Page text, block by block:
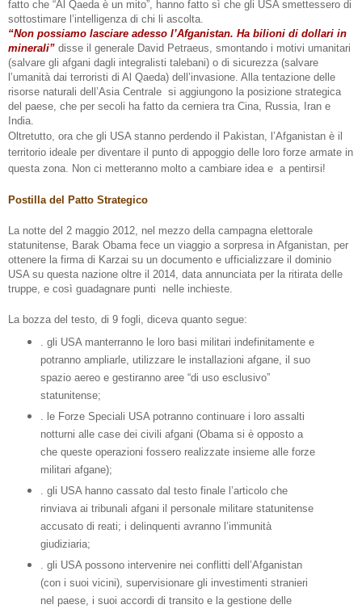
fatto che “Al Qaeda è un mito”, hanno fatto sì che gli USA smettessero di
sottostimare l’intelligenza di chi li ascolta.
“Non possiamo lasciare adesso l’Afganistan. Ha bilioni di dollari in
minerali” disse il generale David Petraeus, smontando i motivi umanitari
(salvare gli afgani dagli integralisti talebani) o di sicurezza (salvare
l’umanità dai terroristi di Al Qaeda) dell’invasione. Alla tentazione delle
risorse naturali dell’Asia Centrale si aggiungono la posizione strategica
del paese, che per secoli ha fatto da cerniera tra Cina, Russia, Iran e
India.
Oltretutto, ora che gli USA stanno perdendo il Pakistan, l’Afganistan è il
territorio ideale per diventare il punto di appoggio delle loro forze armate in
questa zona. Non ci metteranno molto a cambiare idea e a pentirsi!
Postilla del Patto Strategico
La notte del 2 maggio 2012, nel mezzo della campagna elettorale
statunitense, Barak Obama fece un viaggio a sorpresa in Afganistan, per
ottenere la firma di Karzai su un documento e ufficializzare il dominio
USA su questa nazione oltre il 2014, data annunciata per la ritirata delle
truppe, e così guadagnare punti
nelle inchieste.
La bozza del testo, di 9 fogli, diceva quanto segue:
. gli USA manterranno le loro basi militari indefinitamente e
potranno ampliarle, utilizzare le installazioni afgane, il suo
spazio aereo e gestiranno aree “di uso esclusivo”
statunitense;
. le Forze Speciali USA potranno continuare i loro assalti
notturni alle case dei civili afgani (Obama si è opposto a
che queste operazioni fossero realizzate insieme alle forze
militari afgane);
. gli USA hanno cassato dal testo finale l’articolo che
rinviava ai tribunali afgani il personale militare statunitense
accusato di reati; i delinquenti avranno l’immunità
giudiziaria;
. gli USA possono intervenire nei conflitti dell’Afganistan
(con i suoi vicini), supervisionare gli investimenti stranieri
nel paese, i suoi accordi di transito e la gestione delle